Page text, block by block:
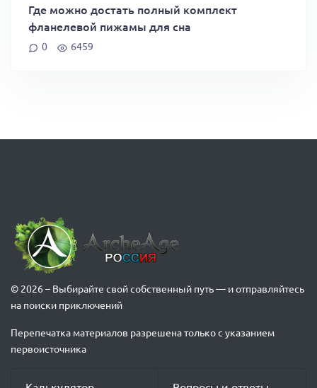
Где можно достать полный комплект
фланелевой пижамы для сна
0 6459
© 2026 – Выбирайте свой собственный путь — и отправляйтесь
на поиски приключений
Перепечатка материалов разрешена только с указанием
первоисточника